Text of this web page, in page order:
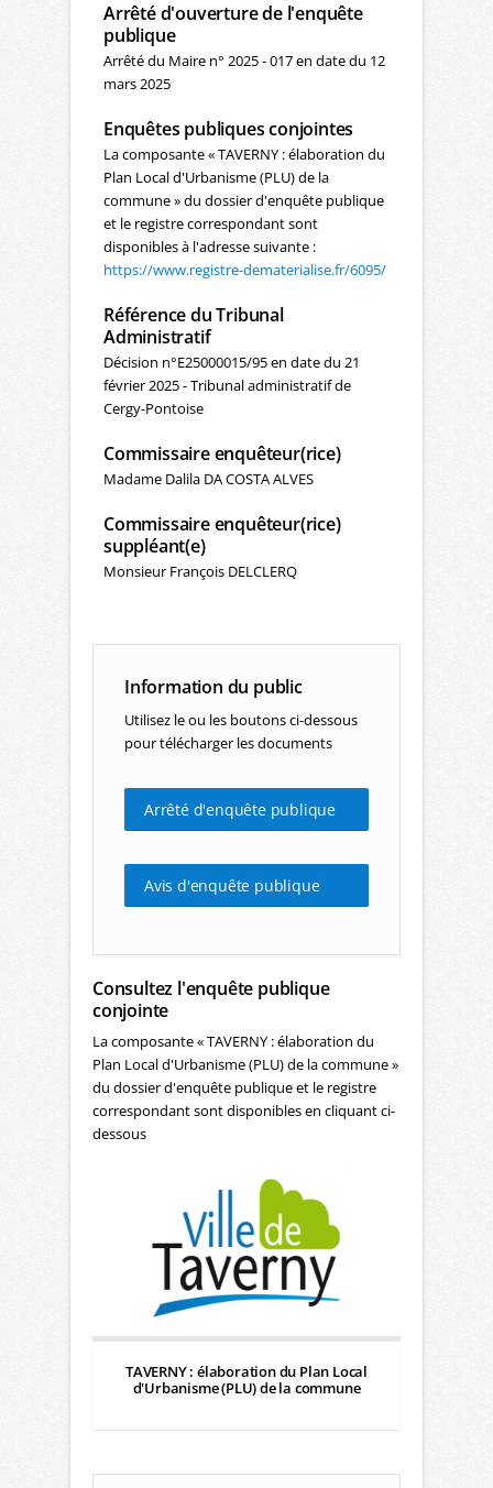
Arrêté d'ouverture de l'enquête
publique
Arrêté du Maire n° 2025 - 017 en date du 12
mars 2025
Enquêtes publiques conjointes
La composante « TAVERNY : élaboration du
Plan Local d'Urbanisme (PLU) de la
commune » du dossier d'enquête publique
et le registre correspondant sont
disponibles à l'adresse suivante :
https://www.registre-dematerialise.fr/6095/
Référence du Tribunal
Administratif
Décision n°E25000015/95 en date du 21
février 2025 - Tribunal administratif de
Cergy-Pontoise
Commissaire enquêteur(rice)
Madame Dalila DA COSTA ALVES
Commissaire enquêteur(rice)
suppléant(e)
Monsieur François DELCLERQ
Information du public
Utilisez le ou les boutons ci-dessous
pour télécharger les documents
Arrêté d'enquête publique
Avis d'enquête publique
Consultez l'enquête publique
conjointe
La composante « TAVERNY : élaboration du
Plan Local d'Urbanisme (PLU) de la commune »
du dossier d'enquête publique et le registre
correspondant sont disponibles en cliquant ci-
dessous
TAVERNY : élaboration du Plan Local
d'Urbanisme (PLU) de la commune